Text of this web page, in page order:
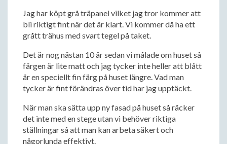
Jag har köpt grå träpanel vilket jag tror kommer att
bli riktigt fint när det är klart. Vi kommer då ha ett
grått trähus med svart tegel på taket.
Det är nog nästan 10 år sedan vi målade om huset så
färgen är lite matt och jag tycker inte heller att blått
är en speciellt fin färg på huset längre. Vad man
tycker är fint förändras över tid har jag upptäckt.
När man ska sätta upp ny fasad på huset så räcker
det inte med en stege utan vi behöver riktiga
ställningar så att man kan arbeta säkert och
någorlunda effektivt.